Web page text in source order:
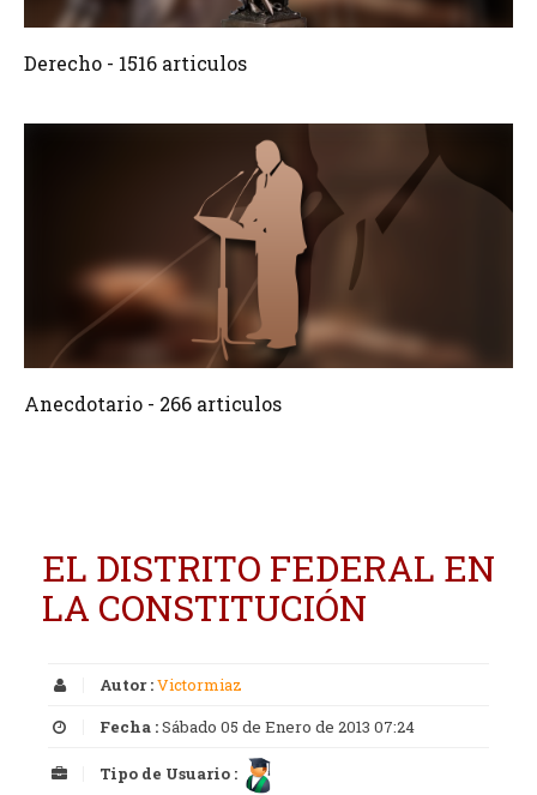
Derecho - 1516 articulos
Crear 266 Articulos
Anecdotario - 266 articulos
EL DISTRITO FEDERAL EN
LA CONSTITUCIÓN
Autor :Victormiaz
Fecha :Sábado 05 de Enero de 2013 07:24
Tipo de Usuario :